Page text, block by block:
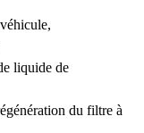
liquide de
du filtre à